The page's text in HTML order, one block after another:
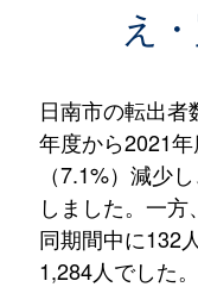
え
日南市の転出
年度から2021
（7.1%）減少
しました。一方
同期間中に132
1,284人でした。